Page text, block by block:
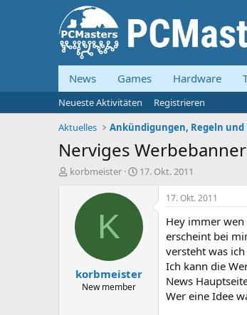
News Games Hardware
Neueste Aktivitäten
Registrieren
Aktuelles
Ankündigungen, Regeln und
Nerviges Werbebanner
E
korbmeister
E
t
e
l
a
17. Okt. 2011
K
korbmeister
New member
17. Okt. 2011
Hey immer
erscheint bei
versteht was
Ich kann die
News
Wer eine Idee